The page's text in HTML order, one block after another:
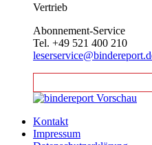
Vertrieb
Abonnement-Service
Tel. +49 521 400 210
Kontakt
Impressum